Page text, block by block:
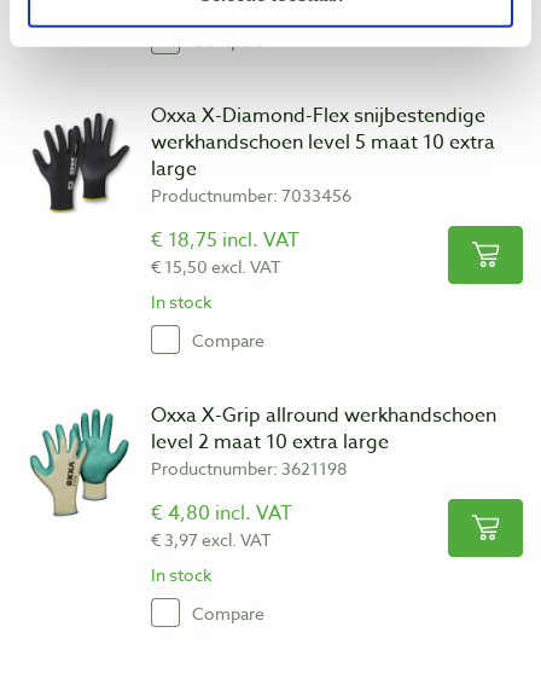
Oxxa X-Diamond-Flex snijbestendige
werkhandschoen level 5 maat 10 extra
large
Productnumber: 7033456
€ 18,75 incl. VAT
€ 15,50 excl. VAT
In stock
Compare
Oxxa X-Grip allround werkhandschoen
level 2 maat 10 extra large
Productnumber: 3621198
€ 4,80 incl. VAT
€ 3,97 excl. VAT
In stock
Compare